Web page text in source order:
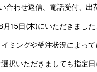
合わせ返信、電話受付、出
月15日(木)にいただきまし
ミングや受注状況によっ
択いただきましても指定